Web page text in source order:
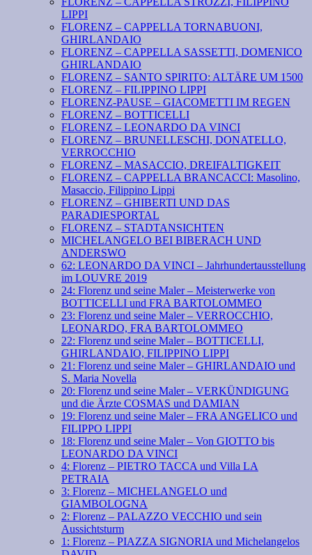
LIPPI
FLORENZ – CAPPELLA TORNABUONI,
GHIRLANDAIO
FLORENZ – CAPPELLA SASSETTI, DOMENICO
GHIRLANDAIO
FLORENZ – SANTO SPIRITO: ALTÄRE UM 1500
FLORENZ – FILIPPINO LIPPI
FLORENZ-PAUSE – GIACOMETTI IM REGEN
FLORENZ – BOTTICELLI
FLORENZ – LEONARDO DA VINCI
FLORENZ – BRUNELLESCHI, DONATELLO,
VERROCCHIO
FLORENZ – MASACCIO, DREIFALTIGKEIT
FLORENZ – CAPPELLA BRANCACCI: Masolino,
Masaccio, Filippino Lippi
FLORENZ – GHIBERTI UND DAS
PARADIESPORTAL
FLORENZ – STADTANSICHTEN
MICHELANGELO BEI BIBERACH UND
ANDERSWO
62: LEONARDO DA VINCI – Jahrhundertausstellung
im LOUVRE 2019
24: Florenz und seine Maler – Meisterwerke von
BOTTICELLI und FRA BARTOLOMMEO
23: Florenz und seine Maler – VERROCCHIO,
LEONARDO, FRA BARTOLOMMEO
22: Florenz und seine Maler – BOTTICELLI,
GHIRLANDAIO, FILIPPINO LIPPI
21: Florenz und seine Maler – GHIRLANDAIO und
S. Maria Novella
20: Florenz und seine Maler – VERKÜNDIGUNG
und die Ärzte COSMAS und DAMIAN
19: Florenz und seine Maler – FRA ANGELICO und
FILIPPO LIPPI
18: Florenz und seine Maler – Von GIOTTO bis
LEONARDO DA VINCI
4: Florenz – PIETRO TACCA und Villa LA
PETRAIA
3: Florenz – MICHELANGELO und
GIAMBOLOGNA
2: Florenz – PALAZZO VECCHIO und sein
Aussichtsturm
1: Florenz – PIAZZA SIGNORIA und Michelangelos